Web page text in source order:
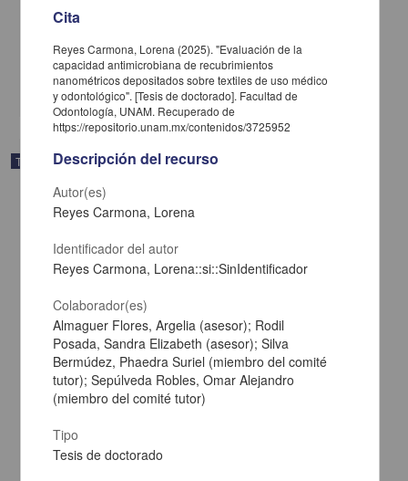
mujeres víctimas de violencia de género
Ciencias Sociales y Económicas,Medicina y Ciencias de la Salud
Trabajo de grado
Elaboración y evaluación de películas sublinguales a base de
passiflora para el tratamiento de ansiedad
Rodríguez Lovera, Juan Carlos
Cita
Reyes Carmona, Lorena (2025). "Evaluación de la
capacidad antimicrobiana de recubrimientos
nanométricos depositados sobre textiles de uso médico
y odontológico". [Tesis de doctorado]. Facultad de
Odontología, UNAM. Recuperado de
https://repositorio.unam.mx/contenidos/3725952
Descripción del recurso
Autor(es)
Reyes Carmona, Lorena
Identificador del autor
Reyes Carmona, Lorena::si::SinIdentificador
Colaborador(es)
Almaguer Flores, Argelia (asesor); Rodil
Posada, Sandra Elizabeth (asesor); Silva
Bermúdez, Phaedra Suriel (miembro del comité
tutor); Sepúlveda Robles, Omar Alejandro
(miembro del comité tutor)
Tipo
Tesis de doctorado